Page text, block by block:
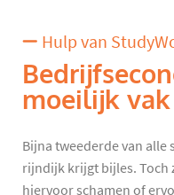
Hulp van
moeilijk vak
Bijna tweederde van
rijndijk krijgt bijles. Toch
hiervoor schamen of